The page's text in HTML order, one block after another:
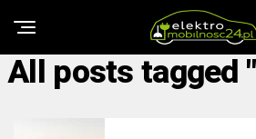
All posts tagged